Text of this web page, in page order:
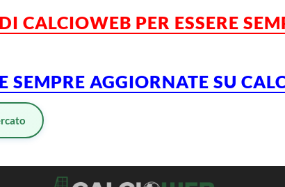
CALCIOWEB PER ESSERE
SEMPRE AGGIORNATE SU